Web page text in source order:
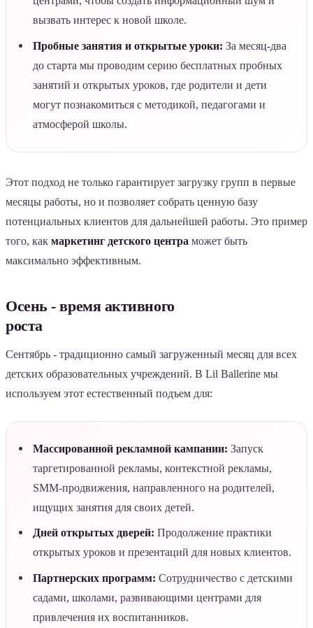
вызвать интерес к новой школе.
Пробные занятия и открытые уроки: За месяц-два
до старта мы проводим серию бесплатных пробных
занятий и открытых уроков, где родители и дети
могут познакомиться с методикой, педагогами и
атмосферой школы.
Этот подход не только гарантирует загрузку групп в первые
месяцы работы, но и позволяет собрать ценную базу
потенциальных клиентов для дальнейшей работы. Это пример
того, как маркетинг детского центра может быть
максимально эффективным.
Осень - время активного
роста
Сентябрь - традиционно самый загруженный месяц для всех
детских образовательных учреждений. В Lil Ballerine мы
используем этот естественный подъем для:
Массированной рекламной кампании: Запуск
таргетированной рекламы, контекстной рекламы,
SMM-продвижения, направленного на родителей,
ищущих занятия для своих детей.
Дней открытых дверей: Продолжение практики
открытых уроков и презентаций для новых клиентов.
Партнерских программ: Сотрудничество с детскими
садами, школами, развивающими центрами для
привлечения их воспитанников.